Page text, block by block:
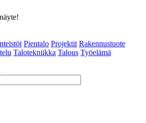
Pientalo Projektit Rakennustuote
Talotekniikka Talous Työelämä